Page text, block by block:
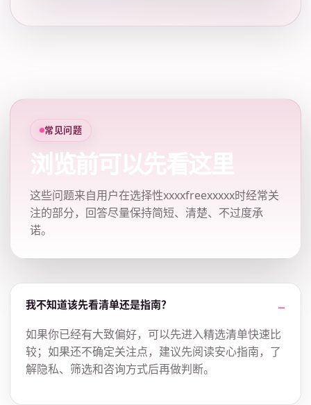
常见问题
浏览前可以先看这里
这些问题来自用户在选择性xxxxfreexxxxx时经常关
注的部分，回答尽量保持简短、清楚、不过度承
诺。
我不知道该先看清单还是指南？
如果你已经有大致偏好，可以先进入精选清单快速比
较；如果还不确定关注点，建议先阅读安心指南，了
解隐私、筛选和咨询方式后再做判断。